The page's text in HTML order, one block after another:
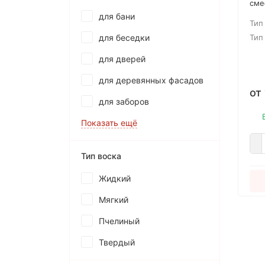
Тип
Тип
от
для бани
для беседки
для дверей
для деревянных фасадов
для заборов
Показать ещё
Тип воска
Жидкий
Мягкий
Пчелиный
Твердый